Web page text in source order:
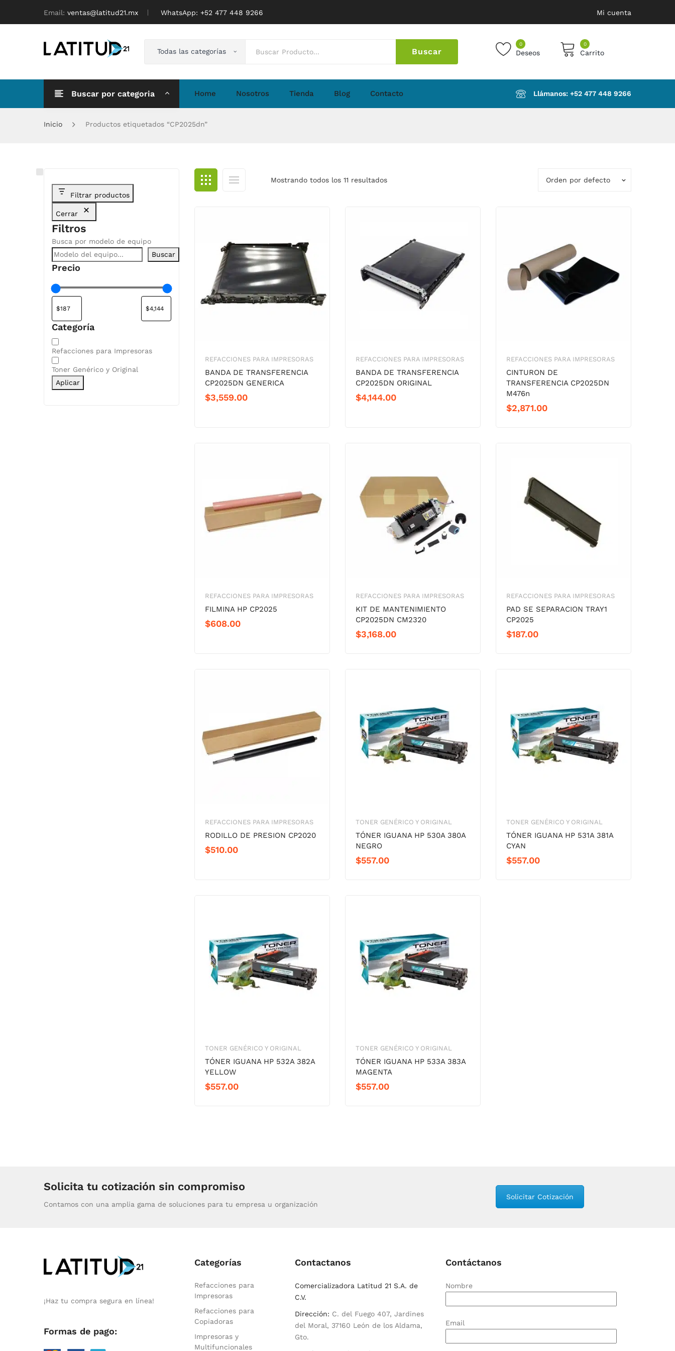
Email: ventas@latitud21.mx WhatsApp: ‪+52 477 448 9266 Mi cuenta
Todas las categorías Buscar
0
Deseos
0
Carrito
No products in the cart.
Buscar por categoria Home Nosotros Tienda Blog Contacto Llámanos: ‪+52 477 448 9266‬
Inicio Productos etiquetados “CP2025dn”
Mostrando todos los 11 resultados Orden por defecto
REFACCIONES PARA IMPRESORAS
BANDA DE TRANSFERENCIA
CP2025DN GENERICA
$3,559.00
REFACCIONES PARA IMPRESORAS
BANDA DE TRANSFERENCIA
CP2025DN ORIGINAL
$4,144.00
REFACCIONES PARA IMPRESORAS
CINTURON DE
TRANSFERENCIA CP2025DN
M476n
$2,871.00
REFACCIONES PARA IMPRESORAS
FILMINA HP CP2025
$608.00
REFACCIONES PARA IMPRESORAS
KIT DE MANTENIMIENTO
CP2025DN CM2320
$3,168.00
REFACCIONES PARA IMPRESORAS
PAD SE SEPARACION TRAY1
CP2025
$187.00
REFACCIONES PARA IMPRESORAS
RODILLO DE PRESION CP2020
$510.00
TONER GENÉRICO Y ORIGINAL
TÓNER IGUANA HP 530A 380A
NEGRO
$557.00
TONER GENÉRICO Y ORIGINAL
TÓNER IGUANA HP 531A 381A
CYAN
$557.00
TONER GENÉRICO Y ORIGINAL
TÓNER IGUANA HP 532A 382A
YELLOW
$557.00
TONER GENÉRICO Y ORIGINAL
TÓNER IGUANA HP 533A 383A
MAGENTA
$557.00
Filtrar productos
Cerrar
Filtros
Busca por modelo de equipo
Buscar
Precio
Categoría
Categoría
Refacciones para Impresoras
Toner Genérico y Original
Aplicar
Solicita tu cotización sin compromiso
Contamos con una amplia gama de soluciones para tu empresa u organización
Solicitar Cotización
¡Haz tu compra segura en línea!
Formas de pago:
Categorías
Refacciones para
Impresoras
Refacciones para
Copiadoras
Impresoras y
Multifuncionales
Contactanos
Comercializadora Latitud 21 S.A. de
C.V.
Dirección: C. del Fuego 407, Jardines
del Moral, 37160 León de los Aldama,
Gto.
Contáctanos
Nombre
Email